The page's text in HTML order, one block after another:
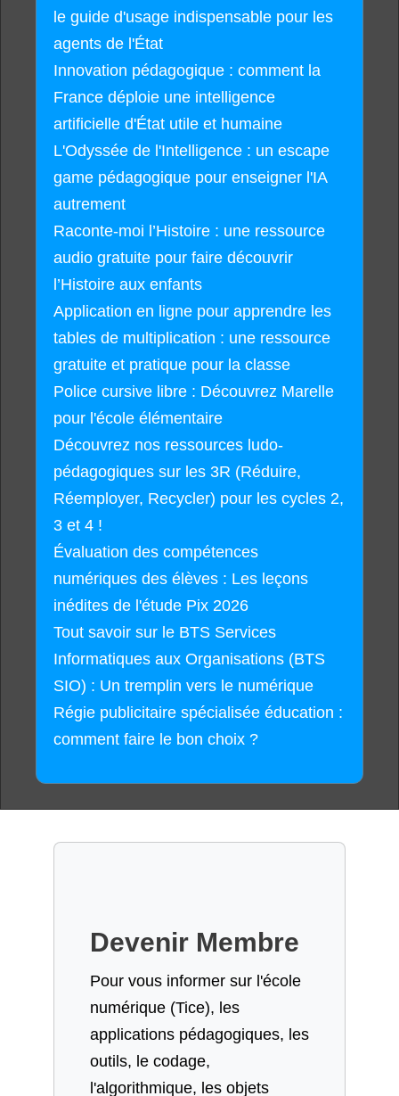
le guide d'usage indispensable pour les
agents de l'État
Innovation pédagogique : comment la
France déploie une intelligence
artificielle d'État utile et humaine
L'Odyssée de l'Intelligence : un escape
game pédagogique pour enseigner l'IA
autrement
Raconte-moi l’Histoire : une ressource
audio gratuite pour faire découvrir
l’Histoire aux enfants
Application en ligne pour apprendre les
tables de multiplication : une ressource
gratuite et pratique pour la classe
Police cursive libre : Découvrez Marelle
pour l'école élémentaire
Découvrez nos ressources ludo-
pédagogiques sur les 3R (Réduire,
Réemployer, Recycler) pour les cycles 2,
3 et 4 !
Évaluation des compétences
numériques des élèves : Les leçons
inédites de l'étude Pix 2026
Tout savoir sur le BTS Services
Informatiques aux Organisations (BTS
SIO) : Un tremplin vers le numérique
Régie publicitaire spécialisée éducation :
comment faire le bon choix ?
Devenir Membre
Pour vous informer sur l'école
numérique (Tice), les
applications pédagogiques, les
outils, le codage,
l'algorithmique, les objets